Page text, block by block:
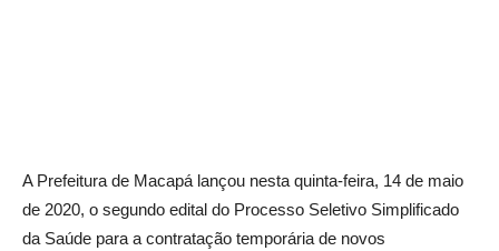
A Prefeitura de Macapá lançou nesta quinta-feira, 14 de maio
de 2020, o segundo edital do Processo Seletivo Simplificado
da Saúde para a contratação temporária de novos